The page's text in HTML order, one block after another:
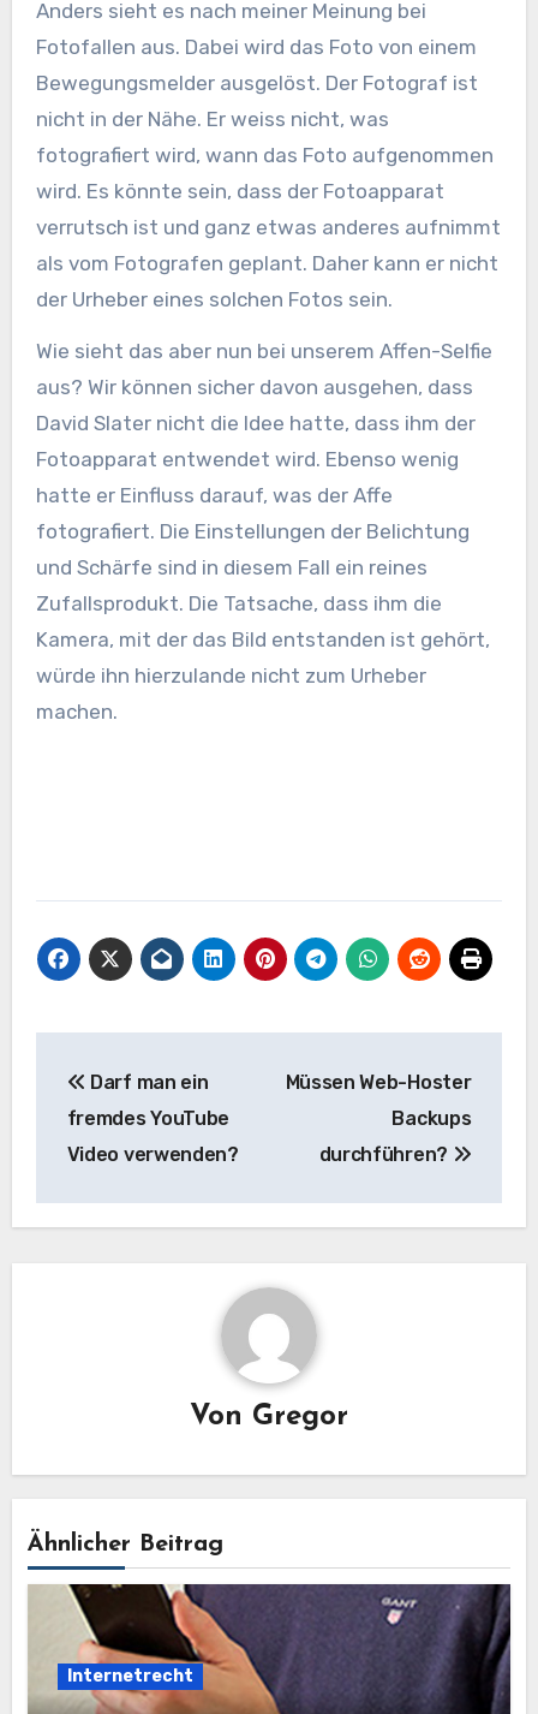
Anders sieht es nach meiner Meinung bei
Fotofallen aus. Dabei wird das Foto von einem
Bewegungsmelder ausgelöst. Der Fotograf ist
nicht in der Nähe. Er weiss nicht, was
fotografiert wird, wann das Foto aufgenommen
wird. Es könnte sein, dass der Fotoapparat
verrutsch ist und ganz etwas anderes aufnimmt
als vom Fotografen geplant. Daher kann er nicht
der Urheber eines solchen Fotos sein.
Wie sieht das aber nun bei unserem Affen-Selfie
aus? Wir können sicher davon ausgehen, dass
David Slater nicht die Idee hatte, dass ihm der
Fotoapparat entwendet wird. Ebenso wenig
hatte er Einfluss darauf, was der Affe
fotografiert. Die Einstellungen der Belichtung
und Schärfe sind in diesem Fall ein reines
Zufallsprodukt. Die Tatsache, dass ihm die
Kamera, mit der das Bild entstanden ist gehört,
würde ihn hierzulande nicht zum Urheber
machen.
Darf man ein
fremdes YouTube
Video verwenden?
Müssen Web-Hoster
Backups
durchführen?
Von Gregor
Ähnlicher Beitrag
Internetrecht